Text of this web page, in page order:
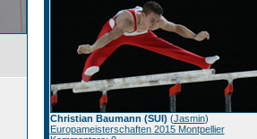
Christian Baumann (SUI) (Jasmin)
Europameisterschaften 2015 Montpellier